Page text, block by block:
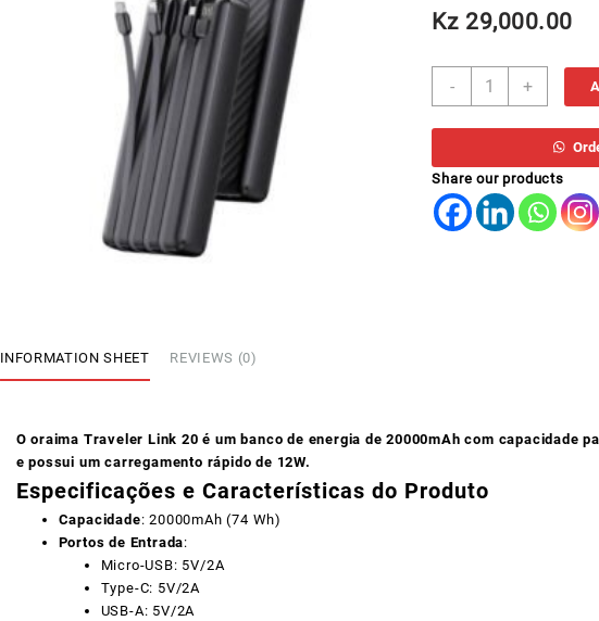
Kz29,000.00
-
BANCO
20000MAH
quantity
+
Share our products
INFORMATION SHEET REVIEWS (0)
O oraima Traveler Link 20 é um banco de energia de 20000mAh com capacidade
e possui um carregamento rápido de 12W.
Especificações e Características do Produto
Capacidade: 20000mAh (74 Wh)
Portos de Entrada:
Micro-USB: 5V/2A
Type-C: 5V/2A
USB-A: 5V/2A